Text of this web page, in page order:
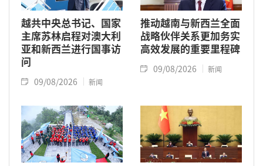
越共中央总书记、国家
主席苏林启程对澳大利
亚和新西兰进行国事访
问
09/08/2026 新闻
推动越南与新西兰全面
战略伙伴关系更加务实
高效发展的重要里程碑
09/08/2026 新闻